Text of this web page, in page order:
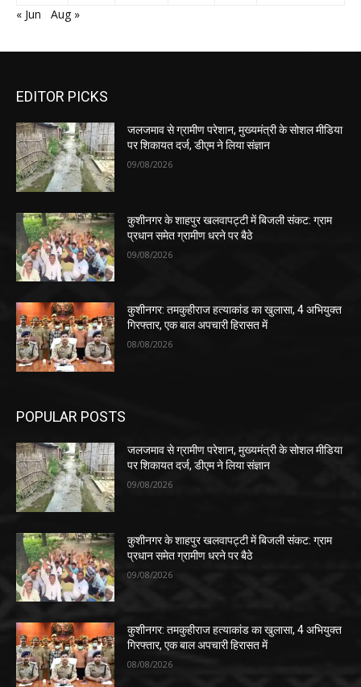
« Jun
Aug »
EDITOR PICKS
जलजमाव से ग्रामीण परेशान, मुख्यमंत्री के सोशल मीडिया
पर शिकायत दर्ज, डीएम ने लिया संज्ञान
09/08/2026
कुशीनगर के शाहपुर खलवापट्टी में बिजली संकट: ग्राम
प्रधान समेत ग्रामीण धरने पर बैठे
09/08/2026
कुशीनगर: तमकुहीराज हत्याकांड का खुलासा, 4 अभियुक्त
गिरफ्तार, एक बाल अपचारी हिरासत में
08/08/2026
POPULAR POSTS
जलजमाव से ग्रामीण परेशान, मुख्यमंत्री के सोशल मीडिया
पर शिकायत दर्ज, डीएम ने लिया संज्ञान
09/08/2026
कुशीनगर के शाहपुर खलवापट्टी में बिजली संकट: ग्राम
प्रधान समेत ग्रामीण धरने पर बैठे
09/08/2026
कुशीनगर: तमकुहीराज हत्याकांड का खुलासा, 4 अभियुक्त
गिरफ्तार, एक बाल अपचारी हिरासत में
08/08/2026